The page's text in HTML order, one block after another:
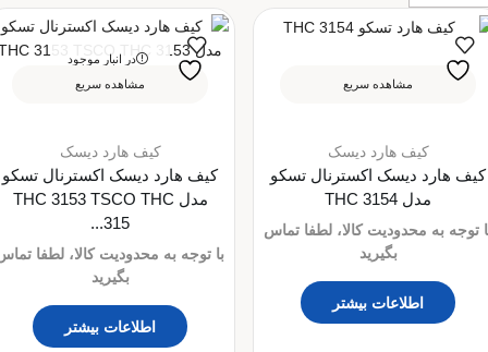
مشاهده سریع
کیف هارد دیسک
کیف هارد دیسک اکسترنال تسکو
مدل THC 3154
توجه به محدودیت کالا، لطفا تماس
بگیرید
اطلاعات بیشتر
در انبار موجود
نمی باشد
مشاهده سریع
کیف هارد دیسک
کیف هارد دیسک اکسترنال تسکو
مدل THC 3153 TSCO THC
315...
با توجه به محدودیت کالا، لطفا
بگیرید
اطلاعات بیشتر